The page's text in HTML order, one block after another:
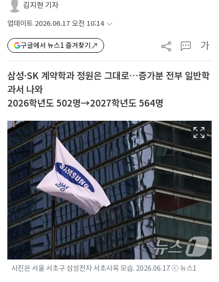
김지현 기자
업데이트 2026.06.17 오전 10:14
구글에서 뉴스1 즐겨찾기 가
삼성·SK 계약학과 정원은 그대로…증가분 전부 일반학
과서 나와
2026학년도 502명→2027학년도 564명
사진은 서울 서초구 삼성전자 서초사옥 모습. 2026.06.17 ⓒ 뉴스1